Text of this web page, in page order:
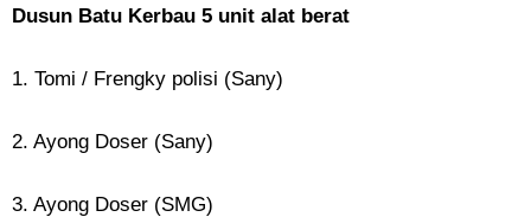
Dusun Batu Kerbau 5 unit alat berat
1. Tomi / Frengky polisi (Sany)
2. Ayong Doser (Sany)
3. Ayong Doser (SMG)